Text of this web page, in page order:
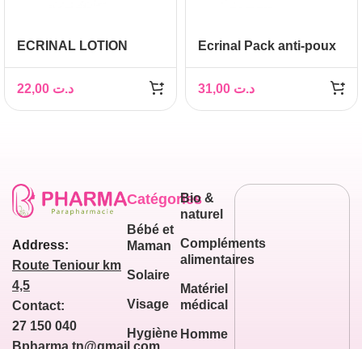
ECRINAL LOTION
د.ت
Ecrinal Pack anti-poux
د.ت
Address:
Route Teniour km
4,5
Contact:
27 150 040
Catégories
Bébé et
Maman
Solaire
Visage
Hygiène
Bio &
naturel
Compléments
alimentaires
Matériel
médical
Homme